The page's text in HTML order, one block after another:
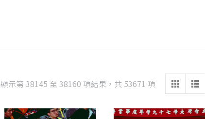
顯示第 38145 至 38160 項結果，共 53671 項 Sorted
latest